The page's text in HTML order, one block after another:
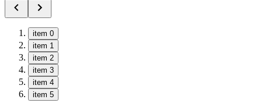
item 0
item 1
item 2
item 3
item 4
item 5